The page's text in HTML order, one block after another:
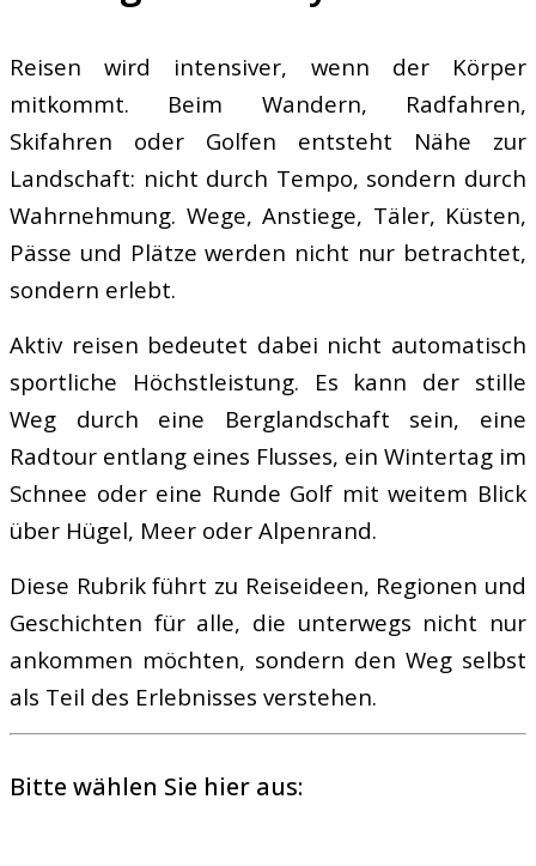
Reisen wird intensiver, wenn der Körper
mitkommt. Beim Wandern, Radfahren,
Skifahren oder Golfen entsteht Nähe zur
Landschaft: nicht durch Tempo, sondern durch
Wahrnehmung. Wege, Anstiege, Täler, Küsten,
Pässe und Plätze werden nicht nur betrachtet,
sondern erlebt.
Aktiv reisen bedeutet dabei nicht automatisch
sportliche Höchstleistung. Es kann der stille
Weg durch eine Berglandschaft sein, eine
Radtour entlang eines Flusses, ein Wintertag im
Schnee oder eine Runde Golf mit weitem Blick
über Hügel, Meer oder Alpenrand.
Diese Rubrik führt zu Reiseideen, Regionen und
Geschichten für alle, die unterwegs nicht nur
ankommen möchten, sondern den Weg selbst
als Teil des Erlebnisses verstehen.
Bitte wählen Sie hier aus: